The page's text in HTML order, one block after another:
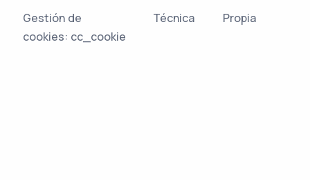
Gestión de
cookies: cc_cookie
Técnica Propia